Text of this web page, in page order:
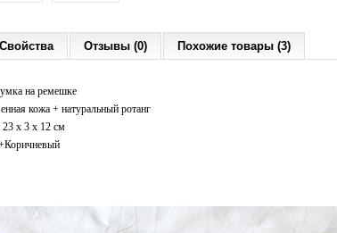
Свойства Отзывы (0) Похожие товары (3)
на ремешке
кожа + натуральный ротанг
x 3 x 12 см